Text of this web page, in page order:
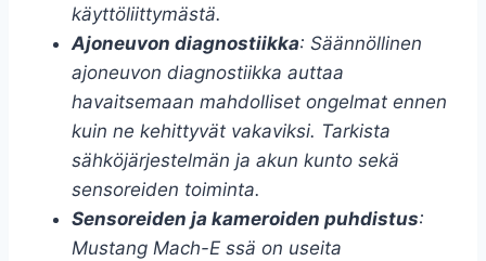
käyttöliittymästä.
Ajoneuvon diagnostiikka: Säännöllinen
ajoneuvon diagnostiikka auttaa
havaitsemaan mahdolliset ongelmat ennen
kuin ne kehittyvät vakaviksi. Tarkista
sähköjärjestelmän ja akun kunto sekä
sensoreiden toiminta.
Sensoreiden ja kameroiden puhdistus:
Mustang Mach-E ssä on useita